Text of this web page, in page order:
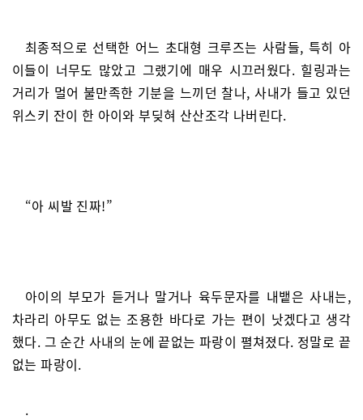
최종적으로 선택한 어느 초대형 크루즈는 사람들, 특히 아
이들이 너무도 많았고 그랬기에 매우 시끄러웠다. 힐링과는
거리가 멀어 불만족한 기분을 느끼던 찰나, 사내가 들고 있던
위스키 잔이 한 아이와 부딪혀 산산조각 나버린다.
“아 씨발 진짜!”
아이의 부모가 듣거나 말거나 육두문자를 내뱉은 사내는,
차라리 아무도 없는 조용한 바다로 가는 편이 낫겠다고 생각
했다. 그 순간 사내의 눈에 끝없는 파랑이 펼쳐졌다. 정말로 끝
없는 파랑이.
.